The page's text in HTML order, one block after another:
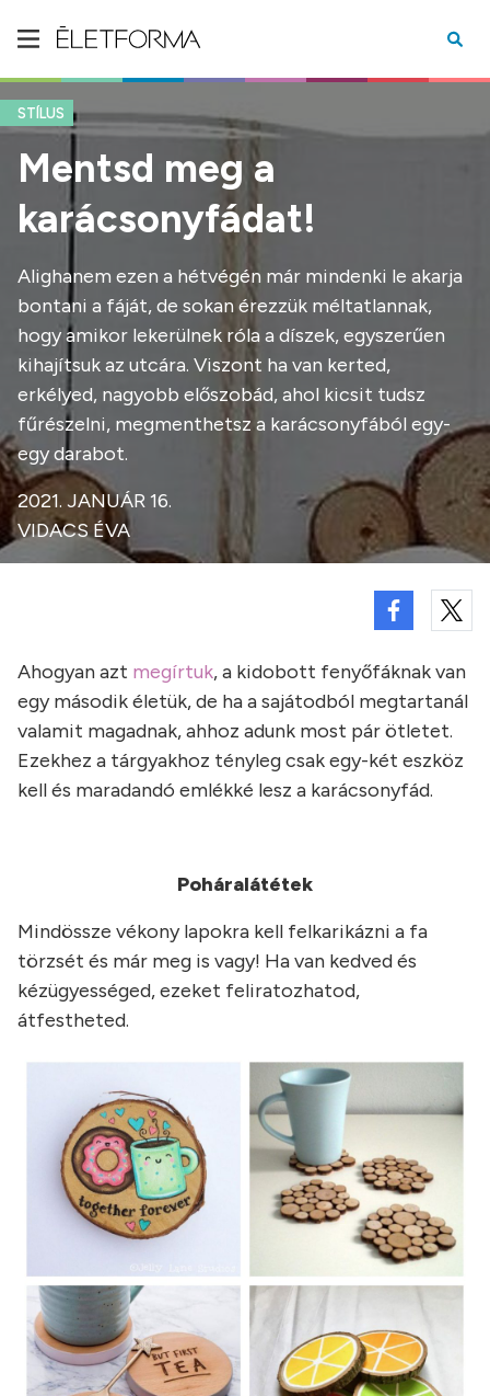
STÍLUS
Mentsd meg a
karácsonyfádat!
Alighanem ezen a hétvégén már mindenki le akarja
bontani a fáját, de sokan érezzük méltatlannak,
hogy amikor lekerülnek róla a díszek, egyszerűen
kihajítsuk az utcára. Viszont ha van kerted,
erkélyed, nagyobb előszobád, ahol kicsit tudsz
fűrészelni, megmenthetsz a karácsonyfából egy-
egy darabot.
2021. JANUÁR 16.
VIDACS ÉVA
Ahogyan azt megírtuk, a kidobott fenyőfáknak van
egy második életük, de ha a sajátodból megtartanál
valamit magadnak, ahhoz adunk most pár ötletet.
Ezekhez a tárgyakhoz tényleg csak egy-két eszköz
kell és maradandó emlékké lesz a karácsonyfád.
Poháralátétek
Mindössze vékony lapokra kell felkarikázni a fa
törzsét és már meg is vagy! Ha van kedved és
kézügyességed, ezeket feliratozhatod,
átfestheted.